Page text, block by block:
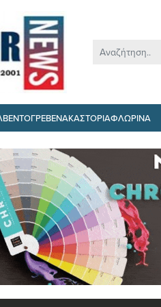
ΓΡΕΒΕΝΑΚΑΣΤΟΡΙΑΦΛΩΡΙΝΑ